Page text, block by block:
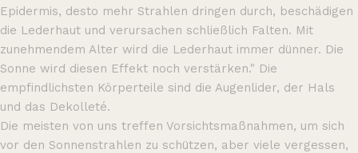
Epidermis, desto mehr Strahlen dringen durch, beschädigen
die Lederhaut und verursachen schließlich Falten. Mit
zunehmendem Alter wird die Lederhaut immer dünner. Die
Sonne wird diesen Effekt noch verstärken." Die
empfindlichsten Körperteile sind die Augenlider, der Hals
und das Dekolleté.
Die meisten von uns treffen Vorsichtsmaßnahmen, um sich
vor den Sonnenstrahlen zu schützen, aber viele vergessen,